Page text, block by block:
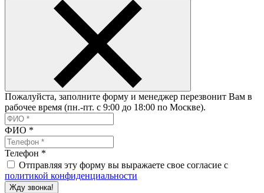
Пожалуйста, заполните форму и менеджер перезвонит Вам в
рабочее время (пн.-пт. с 9:00 до 18:00 по Москве).
ФИО *
Телефон *
Отправляя эту форму вы выражаете свое согласие с
политикой конфиденциальности
Жду звонка!